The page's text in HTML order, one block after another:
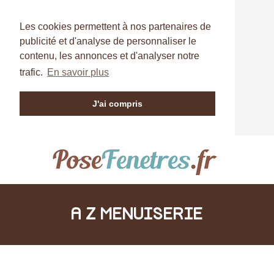
Les cookies permettent à nos partenaires de
publicité et d'analyse de personnaliser le
contenu, les annonces et d'analyser notre
trafic. En savoir plus
J'ai compris
A Z MENUISERIE